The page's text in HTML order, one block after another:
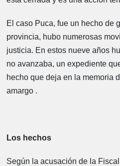
El caso Puca, fue un hecho de
provincia, hubo numerosas
justicia. En estos nueve años
no avanzaba, un expediente
hecho que deja en la memoria
amargo .
Los hechos
Según la acusación de la